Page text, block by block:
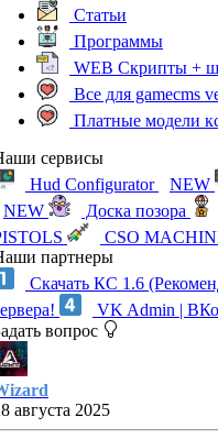
Статьи
Программы
WEB Скрипты +
Все для gamecms
Платные модели
сервисы
Hud Configurator
NEW
NEW
Доска позора
CSO
партнеры
Скачать КС 1.6
VK Admin |
вопрос
августа 2025